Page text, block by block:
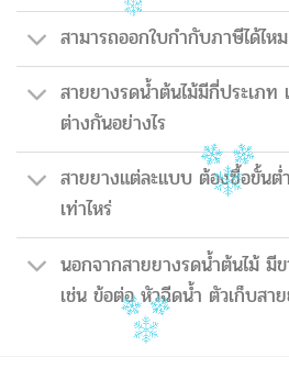
สามารถออกใบกำกับภาษีได้ไหม
สายยางรดน้ำต้นไม้มีกี่ประเภท
ต่างกันอย่างไร
สายยางแต่ละแบบ ต้องซื้อขั้นต่
เท่าไหร่
นอกจากสายยางรดน้ำต้นไม้ มี
เช่น ข้อต่อ หัวฉีดน้ำ ตัวเก็บสา